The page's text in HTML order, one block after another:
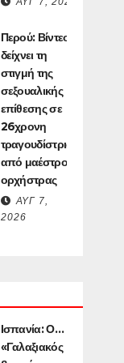
Περού: Βίντεο
δείχνει τη
στιγμή της
σεξουαλικής
επίθεσης σε
26χρονη
τραγουδίστρια
από μαέστρο
ορχήστρας
ΑΥΓ 7,
2026
Ισπανία: Ο…
«Γαλαξιακός